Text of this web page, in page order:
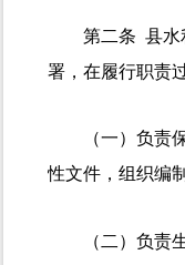
第二条 县水
署，在履行职责
（一）负责
性文件，组织编
（二）负责